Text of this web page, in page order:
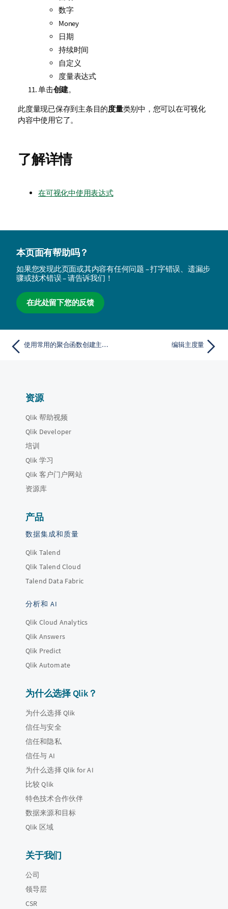
数字
Money
日期
持续时间
自定义
度量表达式
单击创建。
此度量现已保存到主条目的度量类别中，您可以在可视化
内容中使用它了。
了解详情
在可视化中使用表达式
本页面有帮助吗？
如果您发现此页面或其内容有任何问题 – 打字错误、遗漏步
骤或技术错误 – 请告诉我们！
在此处留下您的反馈
使用常用的聚合函数创建主度量 编辑主度量
资源
Qlik 帮助视频
Qlik Developer
培训
Qlik 学习
Qlik 客户门户网站
资源库
产品
数据集成和质量
Qlik Talend
Qlik Talend Cloud
Talend Data Fabric
分析和 AI
Qlik Cloud Analytics
Qlik Answers
Qlik Predict
Qlik Automate
为什么选择 Qlik？
为什么选择 Qlik
信任与安全
信任和隐私
信任与 AI
为什么选择 Qlik for AI
比较 Qlik
特色技术合作伙伴
数据来源和目标
Qlik 区域
关于我们
公司
领导层
CSR